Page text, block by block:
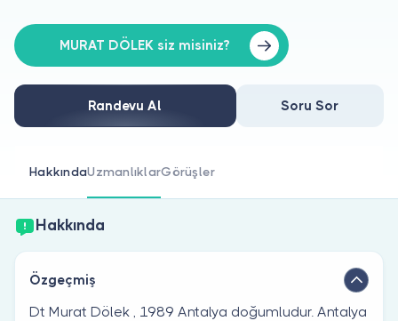
Doktorlar için
Doktor musunuz?
MURAT DÖLEK siz misiniz?
Randevu Al Soru Sor
HakkındaUzmanlıklarGörüşler
Hakkında
Özgeçmiş
Dt Murat Dölek , 1989 Antalya doğumludur. Antalya